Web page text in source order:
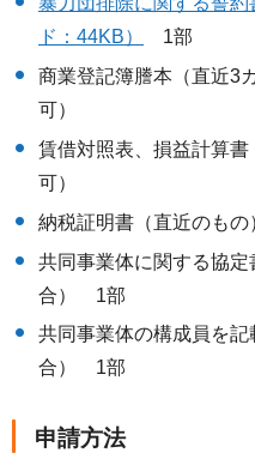
ド：44KB）
1部
商業登記簿謄本（直近3
可）
賃借対照表、損益計算
可）
納税証明書（直近のも
共同事業体に関する協
合） 1部
共同事業体の構成員を
合） 1部
申請方法